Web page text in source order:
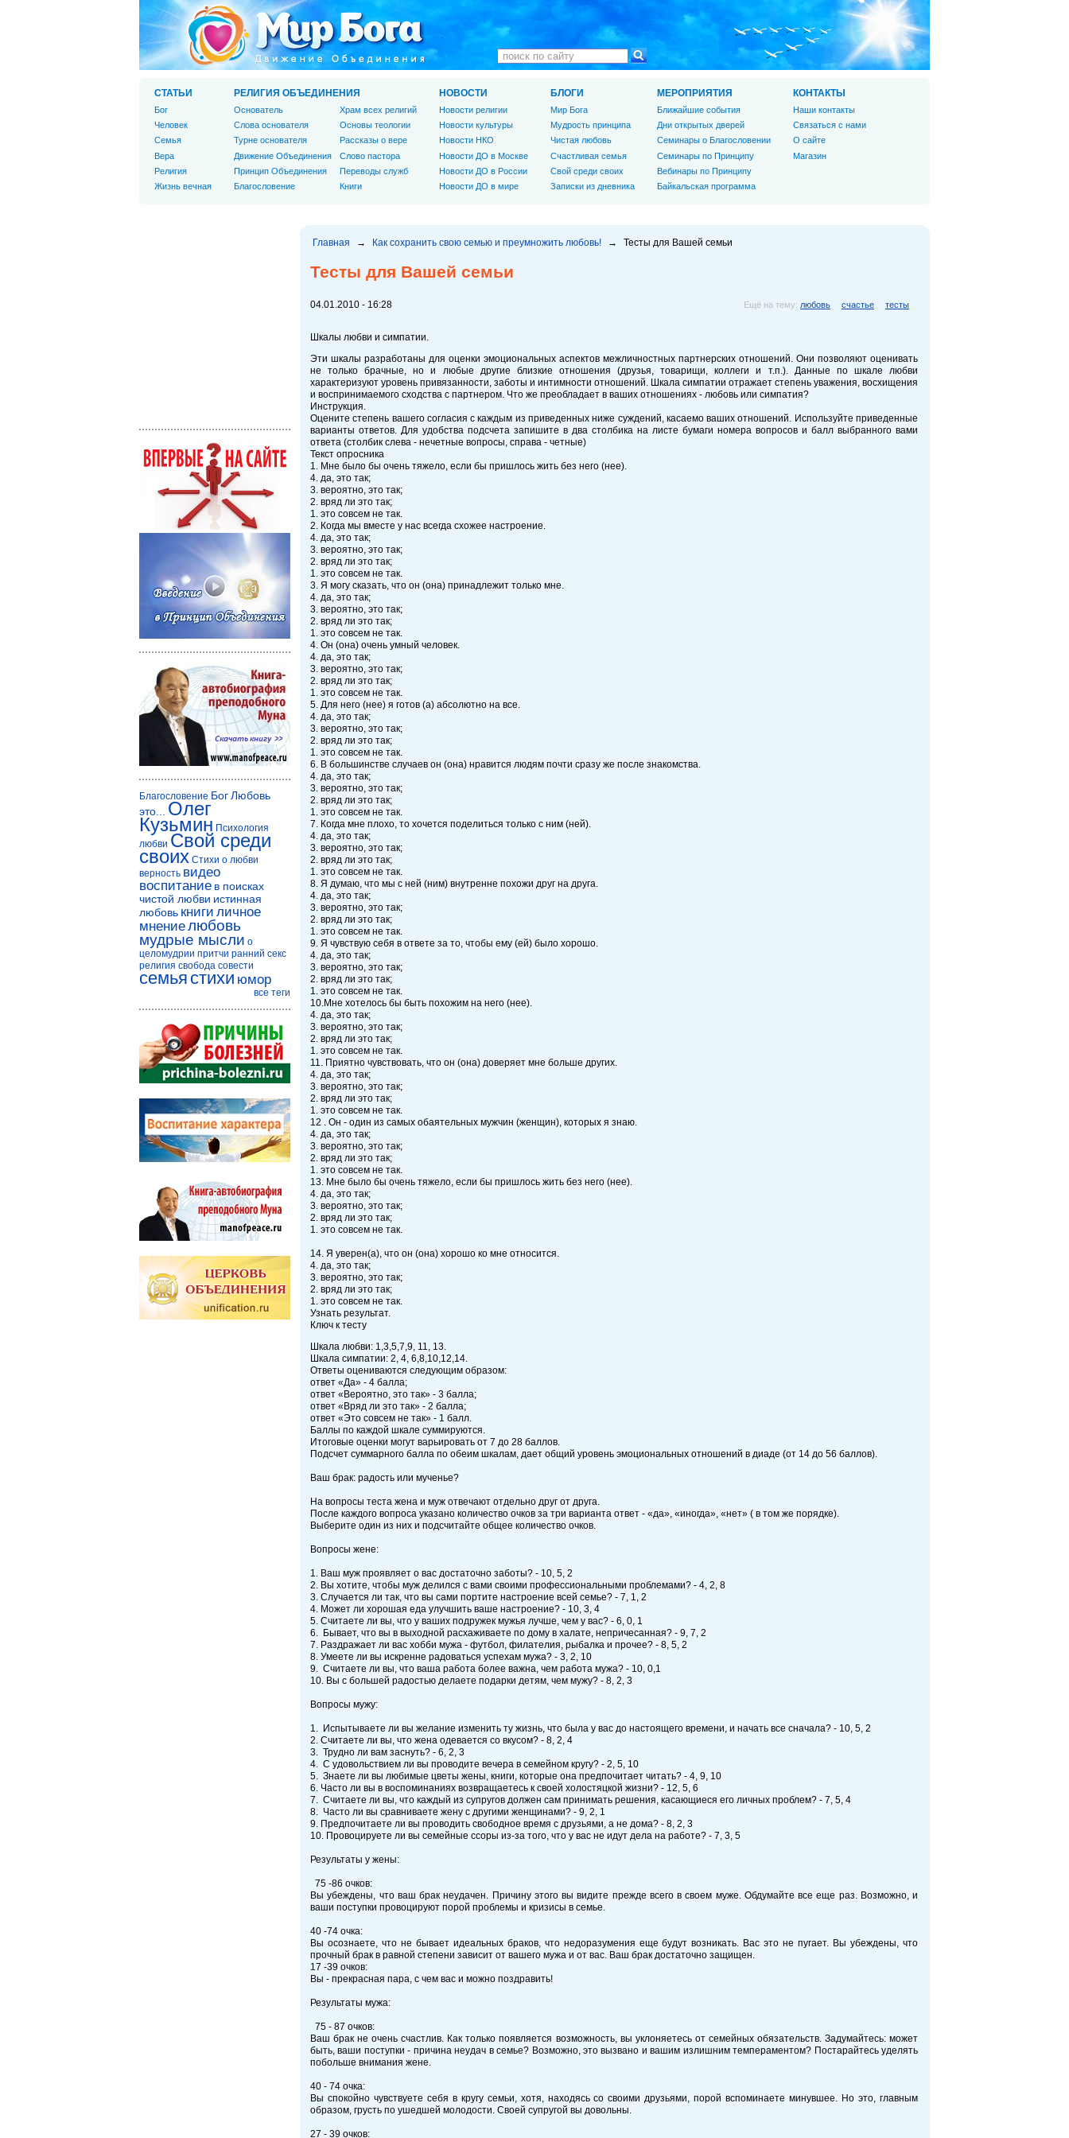
Главная → Как сохранить свою семью и преумножить любовь! → Тесты для Вашей семьи
Тесты для Вашей семьи
04.01.2010 - 16:28 Ещё на тему: любовь счастье тесты
Шкалы любви и симпатии.
Эти шкалы разработаны для оценки эмоциональных аспектов межличностных партнерских отношений. Они позволяют оценивать
не только брачные, но и любые другие близкие отношения (друзья, товарищи, коллеги и т.п.). Данные по шкале любви
характеризуют уровень привязанности, заботы и интимности отношений. Шкала симпатии отражает степень уважения, восхищения
и воспринимаемого сходства с партнером. Что же преобладает в ваших отношениях - любовь или симпатия?
Инструкция.
Оцените степень вашего согласия с каждым из приведенных ниже суждений, касаемо ваших отношений. Используйте приведенные
варианты ответов. Для удобства подсчета запишите в два столбика на листе бумаги номера вопросов и балл выбранного вами
ответа (столбик слева - нечетные вопросы, справа - четные)
Текст опросника
1. Мне было бы очень тяжело, если бы пришлось жить без него (нее).
4. да, это так;
3. вероятно, это так;
2. вряд ли это так;
1. это совсем не так.
2. Когда мы вместе у нас всегда схожее настроение.
4. да, это так;
3. вероятно, это так;
2. вряд ли это так;
1. это совсем не так.
3. Я могу сказать, что он (она) принадлежит только мне.
4. да, это так;
3. вероятно, это так;
2. вряд ли это так;
1. это совсем не так.
4. Он (она) очень умный человек.
4. да, это так;
3. вероятно, это так;
2. вряд ли это так;
1. это совсем не так.
5. Для него (нее) я готов (а) абсолютно на все.
4. да, это так;
3. вероятно, это так;
2. вряд ли это так;
1. это совсем не так.
6. В большинстве случаев он (она) нравится людям почти сразу же после знакомства.
4. да, это так;
3. вероятно, это так;
2. вряд ли это так;
1. это совсем не так.
7. Когда мне плохо, то хочется поделиться только с ним (ней).
4. да, это так;
3. вероятно, это так;
2. вряд ли это так;
1. это совсем не так.
8. Я думаю, что мы с ней (ним) внутренне похожи друг на друга.
4. да, это так;
3. вероятно, это так;
2. вряд ли это так;
1. это совсем не так.
9. Я чувствую себя в ответе за то, чтобы ему (ей) было хорошо.
4. да, это так;
3. вероятно, это так;
2. вряд ли это так;
1. это совсем не так.
10.Мне хотелось бы быть похожим на него (нее).
4. да, это так;
3. вероятно, это так;
2. вряд ли это так;
1. это совсем не так.
11. Приятно чувствовать, что он (она) доверяет мне больше других.
4. да, это так;
3. вероятно, это так;
2. вряд ли это так;
1. это совсем не так.
12 . Он - один из самых обаятельных мужчин (женщин), которых я знаю.
4. да, это так;
3. вероятно, это так;
2. вряд ли это так;
1. это совсем не так.
13. Мне было бы очень тяжело, если бы пришлось жить без него (нее).
4. да, это так;
3. вероятно, это так;
2. вряд ли это так;
1. это совсем не так.
14. Я уверен(а), что он (она) хорошо ко мне относится.
4. да, это так;
3. вероятно, это так;
2. вряд ли это так;
1. это совсем не так.
Узнать результат.
Ключ к тесту
Шкала любви: 1,3,5,7,9, 11, 13.
Шкала симпатии: 2, 4, 6,8,10,12,14.
Ответы оцениваются следующим образом:
ответ «Да» - 4 балла;
ответ «Вероятно, это так» - 3 балла;
ответ «Вряд ли это так» - 2 балла;
ответ «Это совсем не так» - 1 балл.
Баллы по каждой шкале суммируются.
Итоговые оценки могут варьи­ровать от 7 до 28 баллов.
Подсчет суммарного балла по обеим шка­лам, дает общий уровень эмоциональных отношений в диаде (от 14 до 56 баллов).
Ваш брак: радость или мученье?
На вопросы теста жена и муж отвечают отдельно друг от друга.
После каждого вопроса указано количество очков за три варианта ответ - «да», «иногда», «нет» ( в том же порядке).
Выберите один из них и подсчитайте общее количество очков.
Вопросы жене:
1. Ваш муж проявляет о вас достаточно заботы? - 10, 5, 2
2. Вы хотите, чтобы муж делился с вами своими профессиональными проблемами? - 4, 2, 8
3. Случается ли так, что вы сами портите настроение всей семье? - 7, 1, 2
4. Может ли хорошая еда улучшить ваше настроение? - 10, 3, 4
5. Считаете ли вы, что у ваших подружек мужья лучше, чем у вас? - 6, 0, 1
6. Бывает, что вы в выходной расхаживаете по дому в халате, непричесанная? - 9, 7, 2
7. Раздражает ли вас хобби мужа - футбол, филателия, рыбалка и прочее? - 8, 5, 2
8. Умеете ли вы искренне радоваться успехам мужа? - 3, 2, 10
9. Считаете ли вы, что ваша работа более важна, чем работа мужа? - 10, 0,1
10. Вы с большей радостью делаете подарки детям, чем мужу? - 8, 2, 3
Вопросы мужу:
1. Испытываете ли вы желание изменить ту жизнь, что была у вас до настоящего времени, и начать все сначала? - 10, 5, 2
2. Считаете ли вы, что жена одевается со вкусом? - 8, 2, 4
3. Трудно ли вам заснуть? - 6, 2, 3
4. С удовольствием ли вы проводите вечера в семейном кругу? - 2, 5, 10
5. Знаете ли вы любимые цветы жены, книги, которые она предпочитает читать? - 4, 9, 10
6. Часто ли вы в воспоминаниях возвращаетесь к своей холостяцкой жизни? - 12, 5, 6
7. Считаете ли вы, что каждый из супругов должен сам принимать решения, касающиеся его личных проблем? - 7, 5, 4
8. Часто ли вы сравниваете жену с другими женщинами? - 9, 2, 1
9. Предпочитаете ли вы проводить свободное время с друзьями, а не дома? - 8, 2, 3
10. Провоцируете ли вы семейные ссоры из-за того, что у вас не идут дела на работе? - 7, 3, 5
Результаты у жены:
75 -86 очков:
Вы убеждены, что ваш брак неудачен. Причину этого вы видите прежде всего в своем муже. Обдумайте все еще раз. Возможно, и
ваши поступки провоцируют порой проблемы и кризисы в семье.
40 -74 очка:
Вы осознаете, что не бывает идеальных браков, что недоразумения еще будут возникать. Вас это не пугает. Вы убеждены, что
прочный брак в равной степени зависит от вашего мужа и от вас. Ваш брак достаточно защищен.
17 -39 очков:
Вы - прекрасная пара, с чем вас и можно поздравить!
Результаты мужа:
75 - 87 очков:
Ваш брак не очень счастлив. Как только появляется возможность, вы уклоняетесь от семейных обязательств. Задумайтесь: может
быть, ваши поступки - причина неудач в семье? Возможно, это вызвано и вашим излишним темпераментом? Постарайтесь уделять
побольше внимания жене.
40 - 74 очка:
Вы спокойно чувствуете себя в кругу семьи, хотя, находясь со своими друзьями, порой вспоминаете минувшее. Но это, главным
образом, грусть по ушедшей молодости. Своей супругой вы довольны.
27 - 39 очков:
СТАТЬИ
Бог
Человек
Cемья
Вера
Религия
Жизнь вечная
РЕЛИГИЯ ОБЪЕДИНЕНИЯ
Основатель
Слова основателя
Турне основателя
Движение Объединения
Принцип Объединения
Благословение
Храм всех религий
Основы теологии
Рассказы о вере
Слово пастора
Переводы служб
Книги
НОВОСТИ
Новости религии
Новости культуры
Новости НКО
Новости ДО в Москве
Новости ДО в России
Новости ДО в мире
БЛОГИ
Мир Бога
Мудрость принципа
Чистая любовь
Счастливая семья
Свой среди своих
Записки из дневника
МЕРОПРИЯТИЯ
Ближайшие события
Дни открытых дверей
Семинары о Благословении
Семинары по Принципу
Вебинары по Принципу
Байкальская программа
КОНТАКТЫ
Наши контакты
Связаться с нами
О сайте
Магазин
Благословение БогЛюбовь
это...
Олег
Кузьмин Психология
любви Свой среди
своих Стихи о любви
верность видео
воспитание в поисках
чистой любви истинная
любовь книги личное
мнениелюбовь
мудрые мысли о
целомудрии притчи ранний секс
религия свобода совести
семья стихи юмор
все теги